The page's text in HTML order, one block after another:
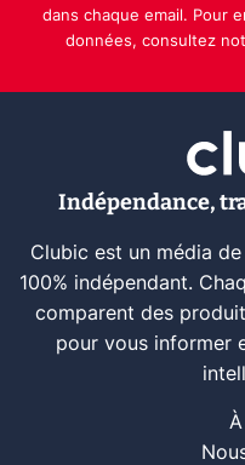
dans chaque email. Pour
données, consultez
Indépendance,
Clubic est un média
100% indépendant.
comparent des
pour vous informer